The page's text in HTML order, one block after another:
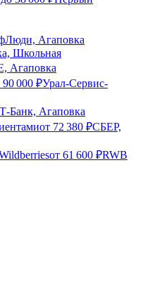
Агаповка
Школьная
Агаповка
90 000 ₽Урал-Сервис-
Т-Банк, Агаповка
от 72 380 ₽СБЕР,
от 61 600 ₽RWB